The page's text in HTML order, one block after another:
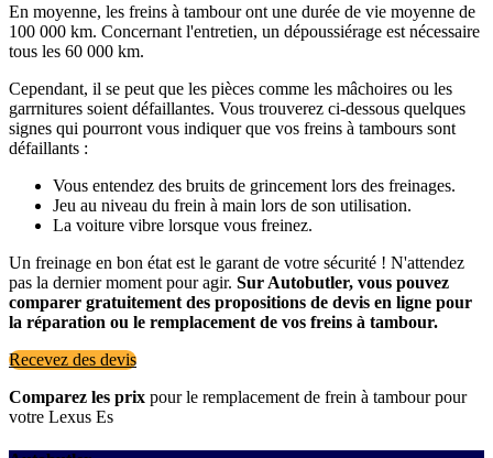
En moyenne, les freins à tambour ont une durée de vie moyenne de
100 000 km. Concernant l'entretien, un dépoussiérage est nécessaire
tous les 60 000 km.
Cependant, il se peut que les pièces comme les mâchoires ou les
garrnitures soient défaillantes. Vous trouverez ci-dessous quelques
signes qui pourront vous indiquer que vos freins à tambours sont
défaillants :
Vous entendez des bruits de grincement lors des freinages.
Jeu au niveau du frein à main lors de son utilisation.
La voiture vibre lorsque vous freinez.
Un freinage en bon état est le garant de votre sécurité ! N'attendez
pas la dernier moment pour agir. Sur Autobutler, vous pouvez
comparer gratuitement des propositions de devis en ligne pour
la réparation ou le remplacement de vos freins à tambour.
Recevez des devis
Comparez les prix pour le remplacement de frein à tambour pour
votre Lexus Es